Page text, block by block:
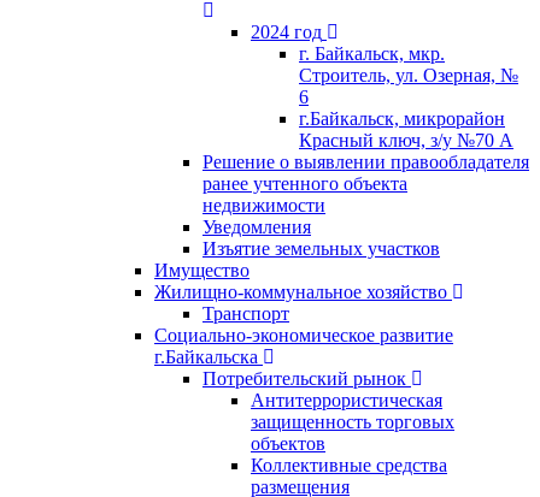
2024 год
г. Байкальск, мкр.
Строитель, ул. Озерная, №
6
г.Байкальск, микрорайон
Красный ключ, з/у №70 А
Решение о выявлении правообладателя
ранее учтенного объекта
недвижимости
Уведомления
Изъятие земельных участков
Имущество
Жилищно-коммунальное хозяйство
Транспорт
Социально-экономическое развитие
г.Байкальска
Потребительский рынок
Антитеррористическая
защищенность торговых
объектов
Коллективные средства
размещения